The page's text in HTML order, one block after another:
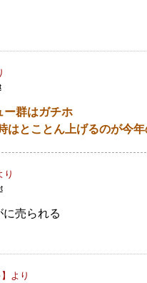
群はガチホ
はとことん上げるのが今
り
売られる
より